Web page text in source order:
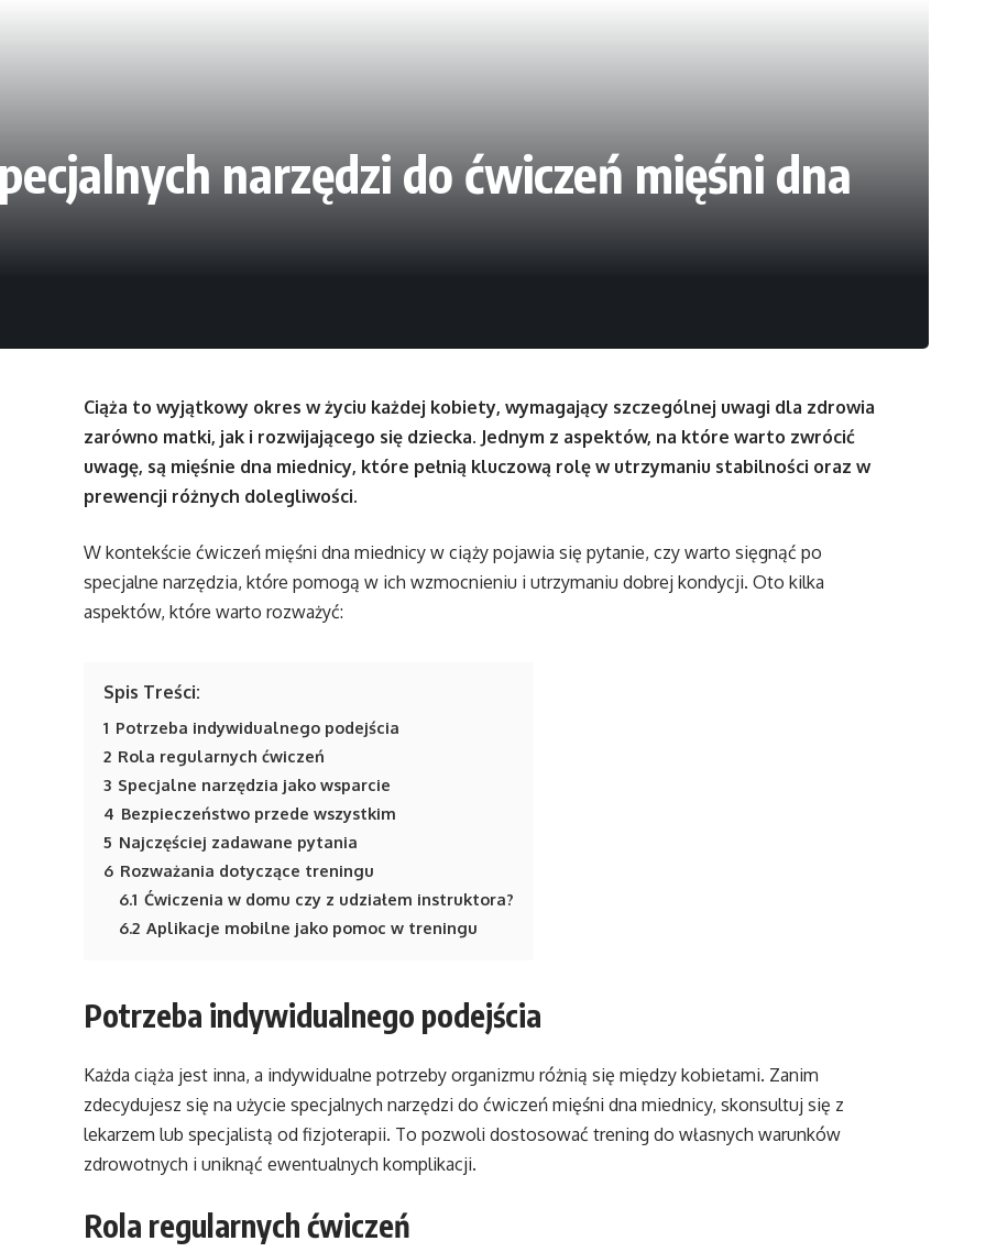
narzędzi do ćwiczeń mięśni dna
Ciąża to wyjątkowy okres w życiu każdej kobiety, wymagający szczególnej uwagi dla zdrowia
zarówno matki, jak i rozwijającego się dziecka. Jednym z aspektów, na które warto zwrócić
uwagę, są mięśnie dna miednicy, które pełnią kluczową rolę w utrzymaniu stabilności oraz w
prewencji różnych dolegliwości.
W kontekście ćwiczeń mięśni dna miednicy w ciąży pojawia się pytanie, czy warto sięgnąć po
specjalne narzędzia, które pomogą w ich wzmocnieniu i utrzymaniu dobrej kondycji. Oto kilka
aspektów, które warto rozważyć:
Spis Treści:
1 Potrzeba indywidualnego podejścia
2 Rola regularnych ćwiczeń
3 Specjalne narzędzia jako wsparcie
4 Bezpieczeństwo przede wszystkim
5 Najczęściej zadawane pytania
6 Rozważania dotyczące treningu
6.1 Ćwiczenia w domu czy z udziałem instruktora?
6.2 Aplikacje mobilne jako pomoc w treningu
Potrzeba indywidualnego podejścia
Każda ciąża jest inna, a indywidualne potrzeby organizmu różnią się między kobietami. Zanim
zdecydujesz się na użycie specjalnych narzędzi do ćwiczeń mięśni dna miednicy, skonsultuj się z
lekarzem lub specjalistą od fizjoterapii. To pozwoli dostosować trening do własnych warunków
zdrowotnych i uniknąć ewentualnych komplikacji.
Rola regularnych ćwiczeń